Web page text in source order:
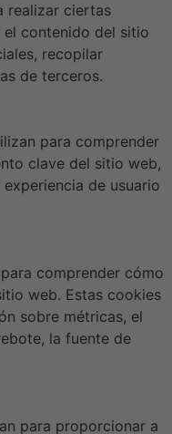
realizar ciertas
contenido del sitio
recopilar
de terceros.
para comprender
clave del sitio web,
de usuario
comprender cómo
web. Estas cookies
sobre métricas, el
la fuente de
para proporcionar a